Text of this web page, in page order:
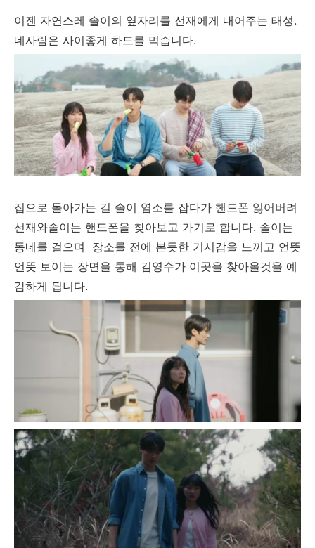
이젠 자연스레 솔이의 옆자리를 선재에게 내어주는 태성.
네사람은 사이좋게 하드를 먹습니다.
집으로 돌아가는 길 솔이 염소를 잡다가 핸드폰 잃어버려
선재와솔이는 핸드폰을 찾아보고 가기로 합니다. 솔이는
동네를 걸으며 장소를 전에 본듯한 기시감을 느끼고 언뜻
언뜻 보이는 장면을 통해 김영수가 이곳을 찾아올것을 예
감하게 됩니다.